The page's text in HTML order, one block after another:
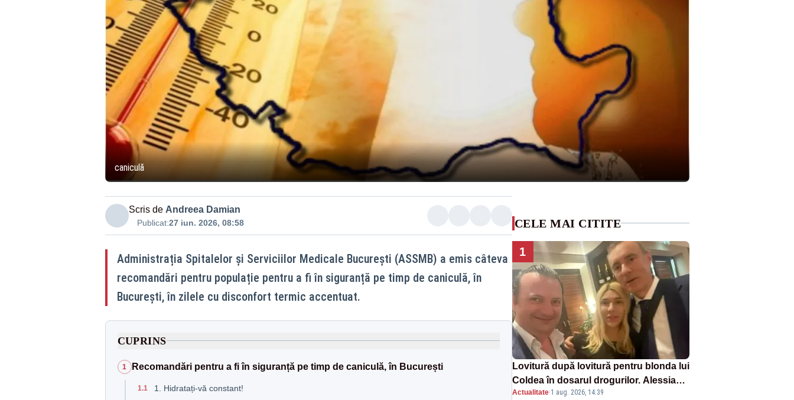
caniculă
Scris de Andreea Damian
Publicat:27 iun. 2026, 08:58
Administrația Spitalelor și Serviciilor Medicale București (ASSMB) a emis câteva
recomandări pentru populație pentru a fi în siguranță pe timp de caniculă, în
București, în zilele cu disconfort termic accentuat.
CUPRINS
1 Recomandări pentru a fi în siguranță pe timp de caniculă, în București
1.1 1. Hidratați-vă constant!
CELE MAI CITITE
1
Lovitură după lovitură pentru blonda lui
Coldea în dosarul drogurilor. Alessia
Păcuraru explică decizia magistraților
Actualitate·1 aug. 2026, 14:39